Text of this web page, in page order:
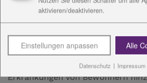
Warum hat die Heimleitung das
der Kreisverwaltung nicht eher
Die Heimleitung hat seit dem 24.
mehreren Fällen Not- bzw.
Erkrankungen von Bewohnern
aktivieren/deaktivieren.
Einstellungen anpassen Alle
Datenschutz | Impressum